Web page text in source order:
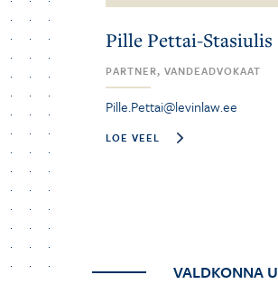
Pille Pettai-Stasiulis
PARTNER, VANDEADVOKAAT
Pille.Pettai@levinlaw.ee
LOE VEEL
VALDKONNA